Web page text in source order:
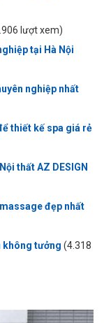
lượt xem)
tại Hà Nội
nghiệp nhất
thiết kế spa giá rẻ
thất AZ DESIGN
đẹp nhất
không tưởng (4.318